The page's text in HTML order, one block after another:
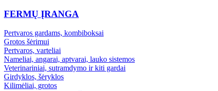
FERMŲ ĮRANGA
Pertvaros gardams, kombiboksai
Grotos šėrimui
Pertvaros, varteliai
Nameliai, angarai, aptvarai, lauko sistemos
Veterinariniai, sutramdymo ir kiti gardai
Girdyklos, šėryklos
Kilimėliai, grotos